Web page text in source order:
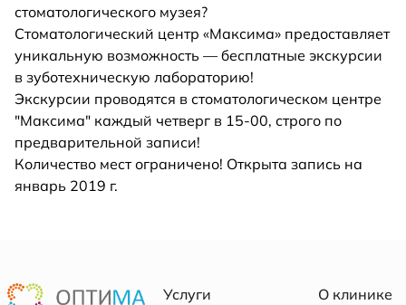
стоматологического музея?
Стоматологический центр «Максима» предоставляет
уникальную возможность — бесплатные экскурсии
в зуботехническую лабораторию!
Экскурсии проводятся в стоматологическом центре
"Максима" каждый четверг в 15-00, строго по
предварительной записи!
Количество мест ограничено! Открыта запись на
январь 2019 г.
Услуги
О клинике